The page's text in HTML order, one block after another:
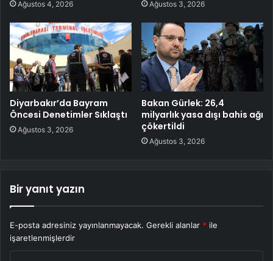
Ağustos 4, 2026 Ağustos 3, 2026
Diyarbakır’da Bayram
Öncesi Denetimler Sıklaştı
Ağustos 3, 2026
Bakan Gürlek: 26,4
milyarlık yasa dışı bahis ağı
çökertildi
Ağustos 3, 2026
Bir yanıt yazın
E-posta adresiniz yayınlanmayacak. Gerekli alanlar * ile
işaretlenmişlerdir